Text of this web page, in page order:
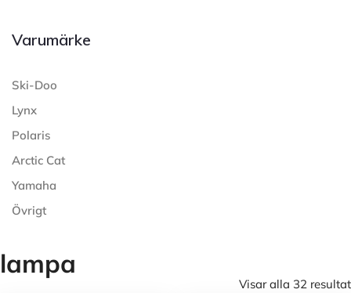
Varumärke
Ski-Doo
Lynx
Polaris
Arctic Cat
Yamaha
Övrigt
lampa
Visar alla 32 resultat